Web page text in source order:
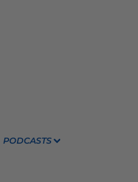
PODCASTS